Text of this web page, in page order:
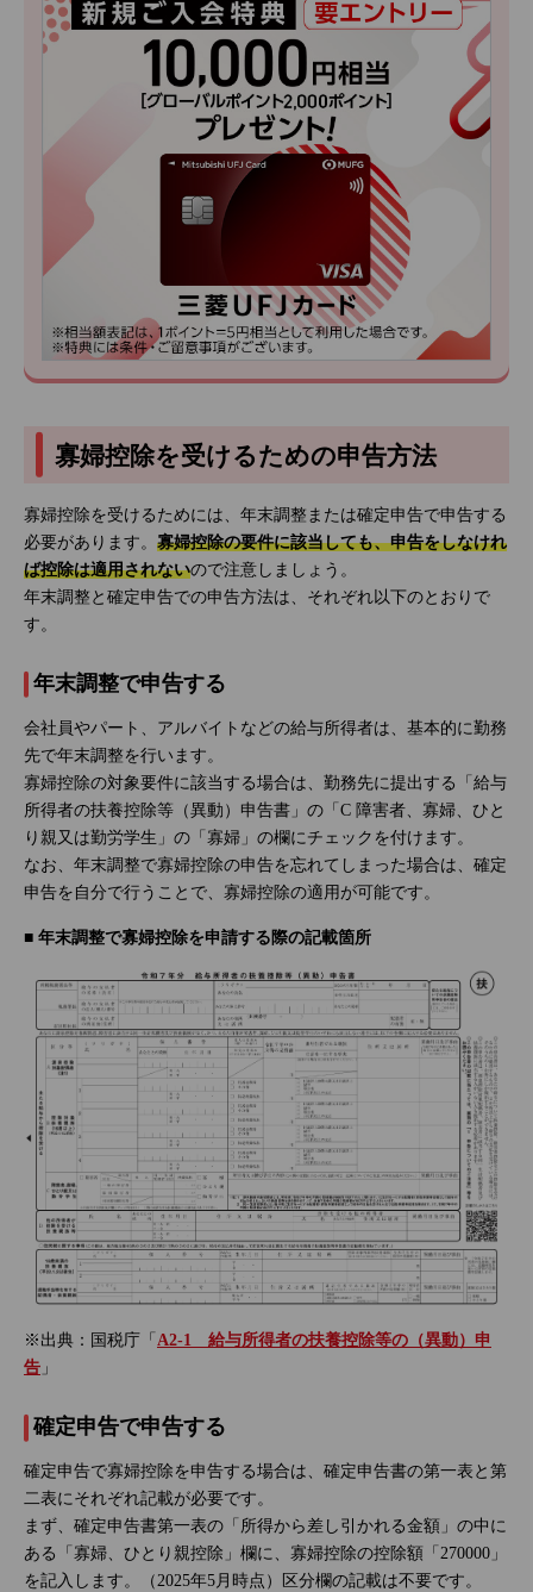
寡婦控除を受けるための申告方法
寡婦控除を受けるためには、年末調整または確定申告で申告する
必要があります。 寡婦控除の要件に該当しても、申告をしなけれ
ば控除は適用されないので注意しましょう。
年末調整と確定申告での申告方法は、それぞれ以下のとおりで
す。
年末調整で申告する
会社員やパート、アルバイトなどの給与所得者は、基本的に勤務
先で年末調整を行います。
寡婦控除の対象要件に該当する場合は、勤務先に提出する「給与
所得者の扶養控除等（異動）申告書」の「C 障害者、寡婦、ひと
り親又は勤労学生」の「寡婦」の欄にチェックを付けます。
なお、年末調整で寡婦控除の申告を忘れてしまった場合は、確定
申告を自分で行うことで、寡婦控除の適用が可能です。
■ 年末調整で寡婦控除を申請する際の記載箇所
※出典：国税庁「 A2-1 給与所得者の扶養控除等の（異動）申
告 」
確定申告で申告する
確定申告で寡婦控除を申告する場合は、確定申告書の第一表と第
二表にそれぞれ記載が必要です。
まず、確定申告書第一表の「所得から差し引かれる金額」の中に
ある「寡婦、ひとり親控除」欄に、寡婦控除の控除額「270000」
を記入します。（2025年5月時点）区分欄の記載は不要です。